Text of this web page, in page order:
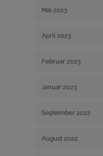
Mai 2023
April 2023
Februar 2023
Januar 2023
September 2022
August 2022